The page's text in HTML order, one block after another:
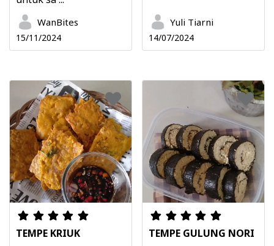
WanBites
15/11/2024
Yuli Tiarni
14/07/2024
TEMPE KRIUK
TEMPE GULUNG NORI